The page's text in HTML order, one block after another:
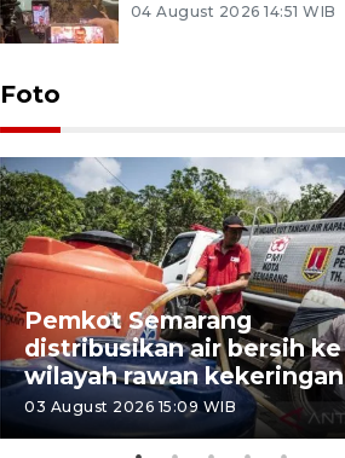
04 August 2026 14:51 WIB
Foto
Pemkot Semarang
distribusikan air bersih ke
wilayah rawan kekeringan
03 August 2026 15:09 WIB